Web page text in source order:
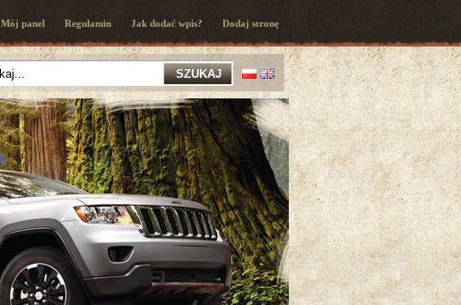
Mój panel Regulamin Jak dodać wpis? Dodaj stronę